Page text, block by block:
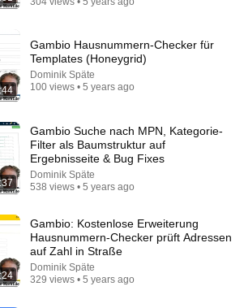
Him Like His Ex? | UDY Loyalty Test
Gambio Hausnummern-Checker für
Templates (Honeygrid)
Dominik Späte
100 views • 5 years ago
Gambio Suche nach MPN, Kategorie-
Filter als Baumstruktur auf
Ergebnisseite & Bug Fixes
Dominik Späte
538 views • 5 years ago
Gambio: Kostenlose Erweiterung
Hausnummern-Checker prüft Adressen
auf Zahl in Straße
Dominik Späte
329 views • 5 years ago